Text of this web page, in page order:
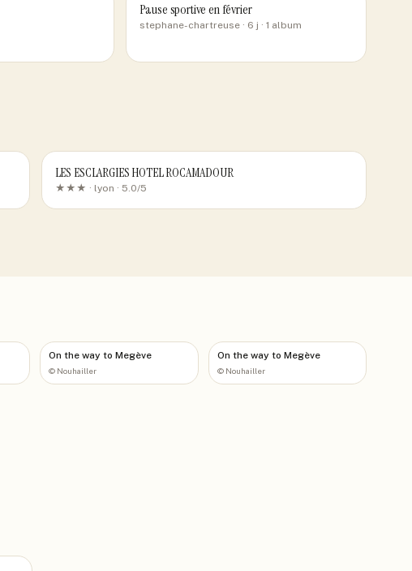
Pause sportive en février
stephane-chartreuse· 6 j · 1 album
LES ESCLARGIES HOTEL ROCAMADOUR
★★★ · lyon · 5.0/5
On the way to Megève
© Nouhailler
On the way to Megève
© Nouhailler